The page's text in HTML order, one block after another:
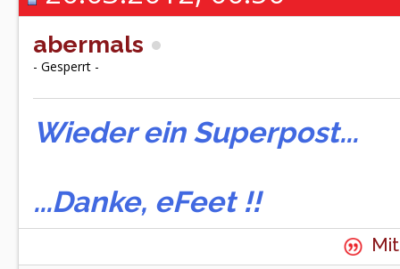
abermals
- Gesperrt -
Wieder ein Superpost...
...Danke, eFeet !!